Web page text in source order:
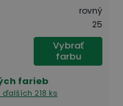
rovný
25
Vybrať
farbu
farieb
ďalších 218 ks